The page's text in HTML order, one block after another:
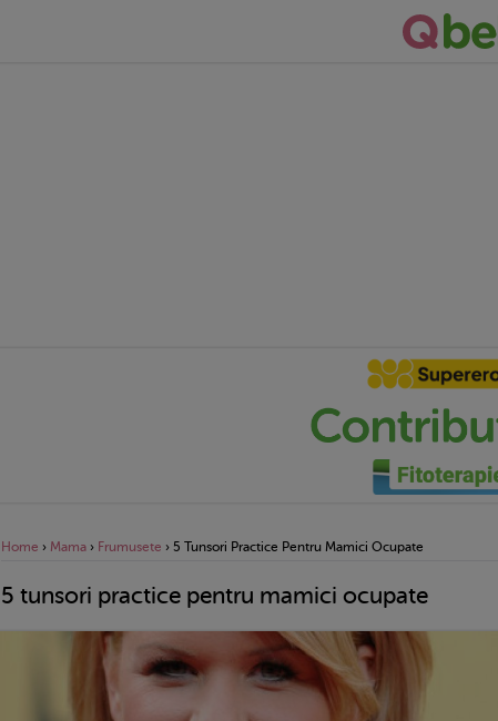
Home › Mama › Frumusete › 5 Tunsori Practice Pentru Mamici Ocupate
5 tunsori practice pentru mamici ocupate